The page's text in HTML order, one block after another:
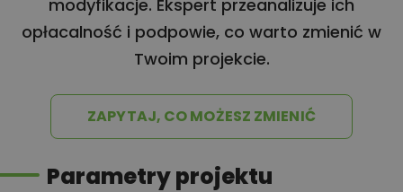
modyfikacje. Ekspert przeanalizuje ich
opłacalność i podpowie, co warto zmienić w
Twoim projekcie.
ZAPYTAJ, CO MOŻESZ ZMIENIĆ
Parametry projektu